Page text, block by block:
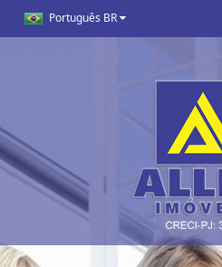
Português BR